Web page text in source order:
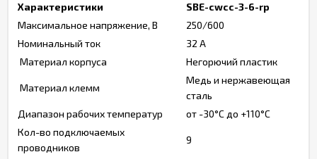
Характеристики
SBE-cwcc-3-6-rp
Максимальное напряжение, В
250/600
Номинальный ток
32 А
Материал корпуса
Негорючий пластик
Материал клемм
Медь и нержавеющая
сталь
Диапазон рабочих температур
от -30°С до +110°С
Кол-во подключаемых
проводников
9